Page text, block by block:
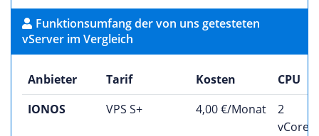
Funktionsumfang der von uns getesteten
vServer im Vergleich
Anbieter Tarif Kosten
CPU
IONOS
VPS S+ 4,00 €/Monat
2
vCores